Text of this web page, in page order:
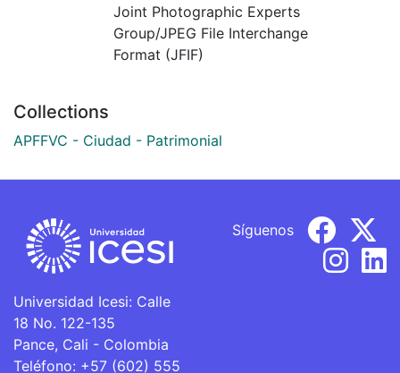
Joint Photographic Experts
Group/JPEG File Interchange
Format (JFIF)
Collections
APFFVC - Ciudad - Patrimonial
Universidad Icesi: Calle
18 No. 122-135
Pance, Cali - Colombia
Teléfono: +57 (602) 555
Síguenos